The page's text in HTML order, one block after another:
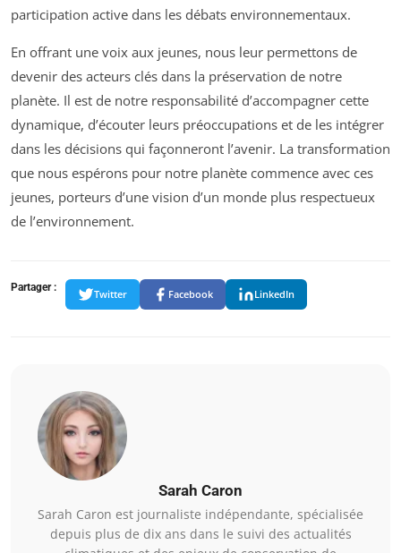
participation active dans les débats environnementaux.
En offrant une voix aux jeunes, nous leur permettons de
devenir des acteurs clés dans la préservation de notre
planète. Il est de notre responsabilité d’accompagner cette
dynamique, d’écouter leurs préoccupations et de les intégrer
dans les décisions qui façonneront l’avenir. La transformation
que nous espérons pour notre planète commence avec ces
jeunes, porteurs d’une vision d’un monde plus respectueux
de l’environnement.
Partager :
Twitter Facebook LinkedIn
Sarah Caron
Sarah Caron est journaliste indépendante, spécialisée
depuis plus de dix ans dans le suivi des actualités